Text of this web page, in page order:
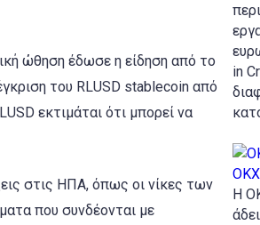
ώθηση έδωσε η είδηση από το
του RLUSD stablecoin από
εκτιμάται ότι μπορεί να
στις ΗΠΑ, όπως οι νίκες των
που συνδέονται με
in
ΟΚΧ
Η